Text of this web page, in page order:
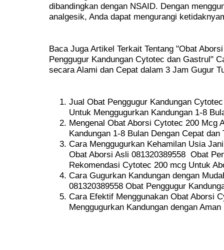
dibandingkan dengan NSAID. Dengan
analgesik, Anda dapat mengurangi
Baca Juga Artikel Terkait Tentang "Obat
Penggugur Kandungan Cytotec dan Gastrul"
secara Alami dan Cepat dalam 3 Jam Gugur
Jual Obat Penggugur Kandungan
Untuk Menggugurkan Kandungan 1-8
Mengenal Obat Aborsi Cytotec 200 Mcg
Kandungan 1-8 Bulan Dengan Cepat dan
Cara Menggugurkan Kehamilan Usia
Obat Aborsi Asli 081320389558 Obat
Rekomendasi Cytotec 200 mcg Untuk
Cara Gugurkan Kandungan dengan
081320389558 Obat Penggugur
Cara Efektif Menggunakan Obat Aborsi
Menggugurkan Kandungan dengan Aman